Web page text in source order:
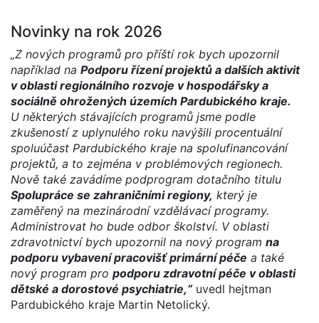
Novinky na rok 2026
„Z nových programů pro příští rok bych upozornil
například na Podporu řízení projektů a dalších aktivit
v oblasti regionálního rozvoje v hospodářsky a
sociálně ohrožených územích Pardubického kraje.
U některých stávajících programů jsme podle
zkušeností z uplynulého roku navýšili procentuální
spoluúčast Pardubického kraje na spolufinancování
projektů, a to zejména v problémových regionech.
Nově také zavádíme podprogram dotačního titulu
Spolupráce se zahraničními regiony, který je
zaměřený na mezinárodní vzdělávací programy.
Administrovat ho bude odbor školství. V oblasti
zdravotnictví bych upozornil na nový program na
podporu vybavení pracovišť primární péče a také
nový program pro podporu zdravotní péče v oblasti
dětské a dorostové psychiatrie,“uvedl hejtman
Pardubického kraje Martin Netolický.